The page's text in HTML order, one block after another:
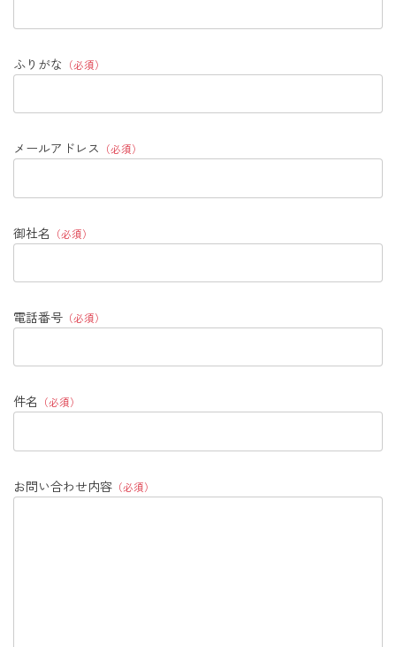
ふりがな （必須）
メールアドレス （必須）
御社名 （必須）
電話番号 （必須）
件名 （必須）
お問い合わせ内容 （必須）